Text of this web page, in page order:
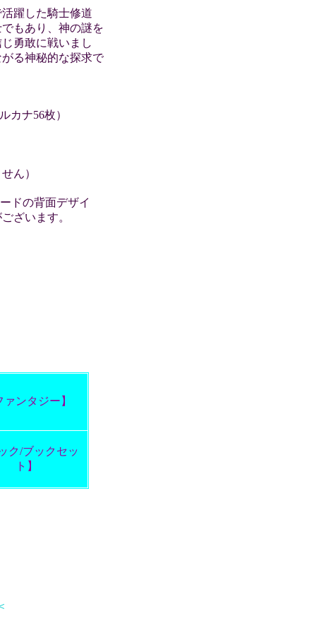
躍した騎士修道
もあり、神の謎を
勇敢に戦いまし
る神秘的な探求で
カナ56枚）
ん）
ドの背面デザイ
ざいます。
ァンタジー】
ク/ブックセッ
ト】